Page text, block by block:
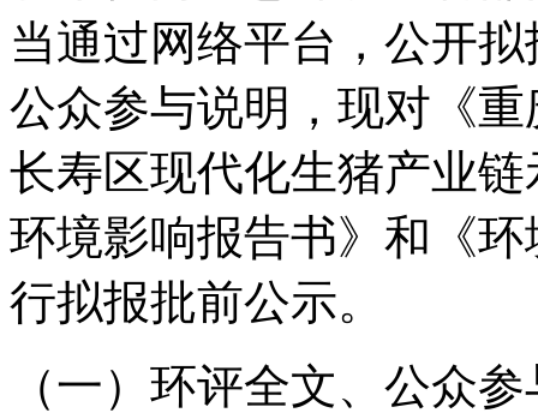
当通过网络平台，公开
公众参与说明，现对《
长寿区现代化生猪产业
环境影响报告书》和《
行拟报批前公示。
（一）环评全文、公众